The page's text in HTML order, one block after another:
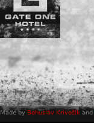
Made by Bohuslav Krivošík and